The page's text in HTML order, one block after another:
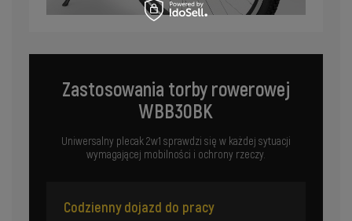
Zastosowania torby rowerowej
WBB30BK
Uniwersalny plecak 2w1 sprawdzi się w każdej sytuacji
wymagającej mobilności i ochrony rzeczy.
Codzienny dojazd do pracy